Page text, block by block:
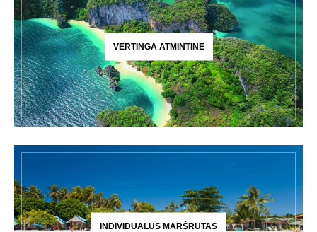
VERTINGA ATMINTINĖ
INDIVIDUALUS MARŠRUTAS